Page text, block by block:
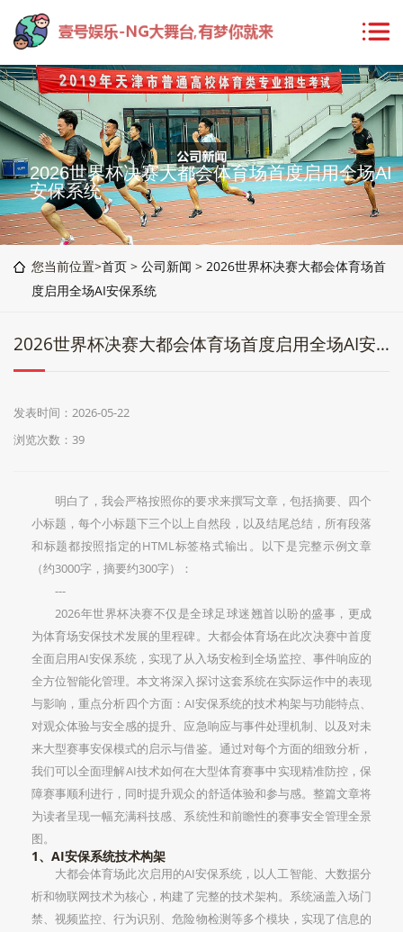
2026世界杯决赛大都会体育场首度启用全场AI
安保系统
您当前位置>首页 > 公司新闻 > 2026世界杯决赛大都会体育场首
度启用全场AI安保系统
2026世界杯决赛大都会体育场首度启用全场AI安保系统
发表时间：2026-05-22
浏览次数：39
明白了，我会严格按照你的要求来撰写文章，包括摘要、四个
小标题，每个小标题下三个以上自然段，以及结尾总结，所有段落
和标题都按照指定的HTML标签格式输出。以下是完整示例文章
（约3000字，摘要约300字）：
---
2026年世界杯决赛不仅是全球足球迷翘首以盼的盛事，更成
为体育场安保技术发展的里程碑。大都会体育场在此次决赛中首度
全面启用AI安保系统，实现了从入场安检到全场监控、事件响应的
全方位智能化管理。本文将深入探讨这套系统在实际运作中的表现
与影响，重点分析四个方面：AI安保系统的技术构架与功能特点、
对观众体验与安全感的提升、应急响应与事件处理机制、以及对未
来大型赛事安保模式的启示与借鉴。通过对每个方面的细致分析，
我们可以全面理解AI技术如何在大型体育赛事中实现精准防控，保
障赛事顺利进行，同时提升观众的舒适体验和参与感。整篇文章将
为读者呈现一幅充满科技感、系统性和前瞻性的赛事安全管理全景
图。
1、AI安保系统技术构架
大都会体育场此次启用的AI安保系统，以人工智能、大数据分
析和物联网技术为核心，构建了完整的技术架构。系统涵盖入场门
禁、视频监控、行为识别、危险物检测等多个模块，实现了信息的